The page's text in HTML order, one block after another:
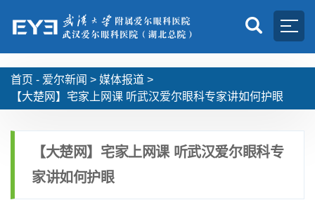
首页 - 爱尔新闻 > 媒体报道 >
【大楚网】宅家上网课 听武汉爱尔眼科专家讲如何护眼
【大楚网】宅家上网课 听武汉爱尔眼科专
家讲如何护眼